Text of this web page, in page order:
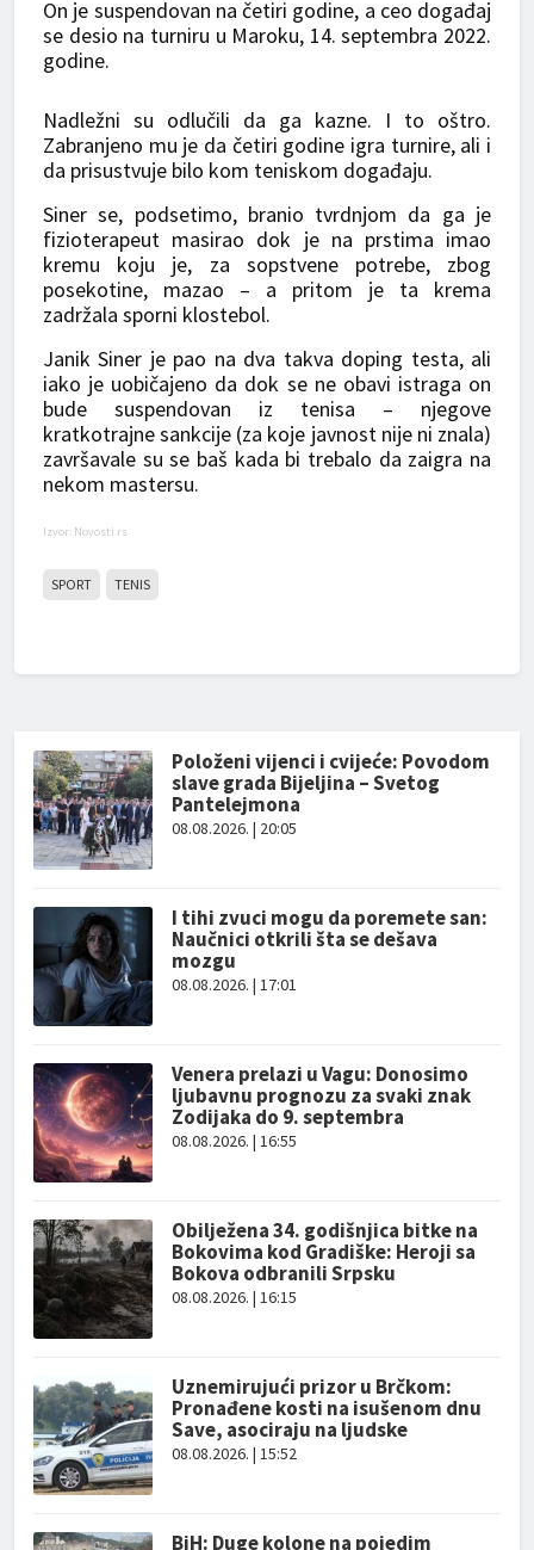
On je suspendovan na četiri godine, a ceo događaj
se desio na turniru u Maroku, 14. septembra 2022.
godine.
Nadležni su odlučili da ga kazne. I to oštro.
Zabranjeno mu je da četiri godine igra turnire, ali i
da prisustvuje bilo kom teniskom događaju.
Siner se, podsetimo, branio tvrdnjom da ga je
fizioterapeut masirao dok je na prstima imao
kremu koju je, za sopstvene potrebe, zbog
posekotine, mazao – a pritom je ta krema
zadržala sporni klostebol.
Janik Siner je pao na dva takva doping testa, ali
iako je uobičajeno da dok se ne obavi istraga on
bude suspendovan iz tenisa – njegove
kratkotrajne sankcije (za koje javnost nije ni znala)
završavale su se baš kada bi trebalo da zaigra na
nekom mastersu.
Izvor: Novosti.rs
SPORT TENIS
Položeni vijenci i cvijeće: Povodom
slave grada Bijeljina – Svetog
Pantelejmona
08.08.2026. | 20:05
I tihi zvuci mogu da poremete san:
Naučnici otkrili šta se dešava
mozgu
08.08.2026. | 17:01
Venera prelazi u Vagu: Donosimo
ljubavnu prognozu za svaki znak
Zodijaka do 9. septembra
08.08.2026. | 16:55
Obilježena 34. godišnjica bitke na
Bokovima kod Gradiške: Heroji sa
Bokova odbranili Srpsku
08.08.2026. | 16:15
Uznemirujući prizor u Brčkom:
Pronađene kosti na isušenom dnu
Save, asociraju na ljudske
08.08.2026. | 15:52
BiH: Duge kolone na pojedim